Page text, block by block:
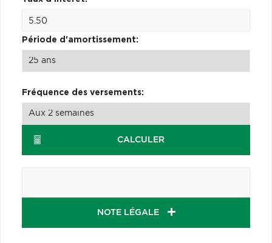
Période d'amortissement:
Fréquence des versements:
CALCULER
NOTE LÉGALE